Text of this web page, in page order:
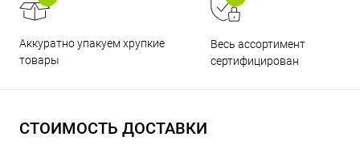
Аккуратно упакуем хрупкие
товары
Весь ассортимент
сертифицирован
СТОИМОСТЬ ДОСТАВКИ